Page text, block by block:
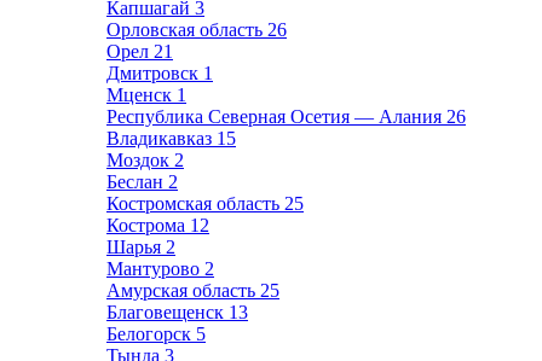
Капшагай 3
Орловская область 26
Орел 21
Дмитровск 1
Мценск 1
Республика Северная Осетия — Алания 26
Владикавказ 15
Моздок 2
Беслан 2
Костромская область 25
Кострома 12
Шарья 2
Мантурово 2
Амурская область 25
Благовещенск 13
Белогорск 5
Тында 3